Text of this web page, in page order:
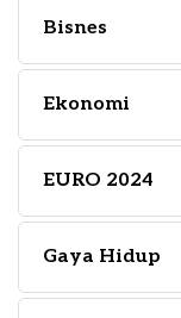
Bisnes
Ekonomi
EURO 2024
Gaya Hidup